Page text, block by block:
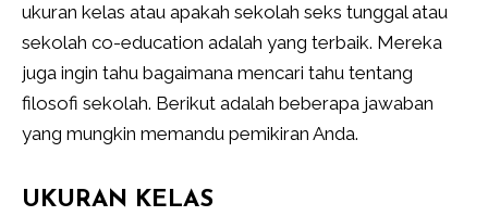
ukuran kelas atau apakah sekolah seks tunggal atau
sekolah co-education adalah yang terbaik. Mereka
juga ingin tahu bagaimana mencari tahu tentang
filosofi sekolah. Berikut adalah beberapa jawaban
yang mungkin memandu pemikiran Anda.
UKURAN KELAS